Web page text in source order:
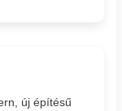
új építésű